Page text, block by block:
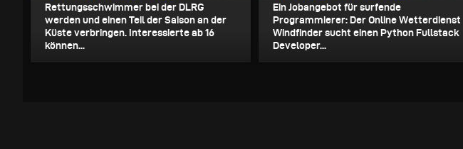
Rettungsschwimmer bei der DLRG
werden und einen Teil der Saison an der
Küste verbringen. Interessierte ab 16
können...
Ein Jobangebot für surfende
Programmierer: Der Online Wetterdienst
Windfinder sucht einen Python Fullstack
Developer...